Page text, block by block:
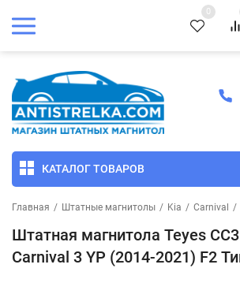
0
КАТАЛОГ ТОВАРОВ
Главная / Штатные магнитолы / Kia / Carnival /
Штатная магнитола Teyes
Carnival 3 YP (2014-2021) F2